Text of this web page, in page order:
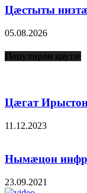
Цæстыты
05.08.2026
Популярон цаутæ
Цæгат
11.12.2023
Нымæцон
23.09.2021